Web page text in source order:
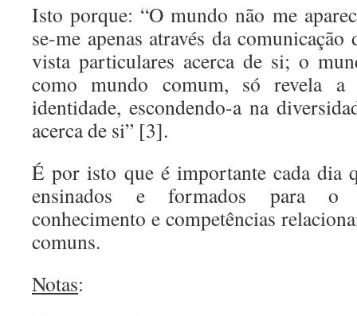
Isto porque: “O mundo não me
se-me apenas através da
vista particulares acerca de si; o
como mundo comum, só revela a
identidade, escondendo-a na
acerca de si” [3].
É por isto que é importante cada dia
ensinados e formados para o
conhecimento e competências
comuns.
Notas: